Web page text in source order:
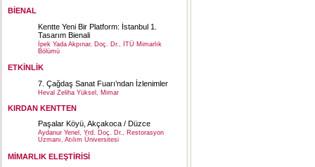
BİENAL
Kentte Yeni Bir Platform: İstanbul 1.
Tasarım Bienali
İpek Yada Akpınar, Doç. Dr., İTÜ Mimarlık
Bölümü
ETKİNLİK
7. Çağdaş Sanat Fuarı’ndan İzlenimler
Heval Zeliha Yüksel, Mimar
KIRDAN KENTTEN
Paşalar Köyü, Akçakoca / Düzce
Aydanur Yenel, Yrd. Doç. Dr., Restorasyon
Uzmanı, Atılım Üniversitesi
MİMARLIK ELEŞTİRİSİ